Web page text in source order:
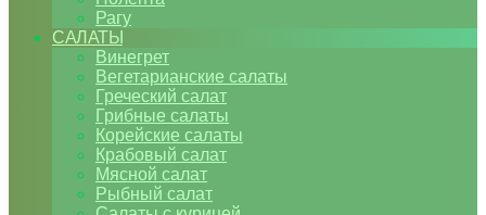
Рагу
САЛАТЫ
Винегрет
Вегетарианские салаты
Греческий салат
Грибные салаты
Корейские салаты
Крабовый салат
Мясной салат
Рыбный салат